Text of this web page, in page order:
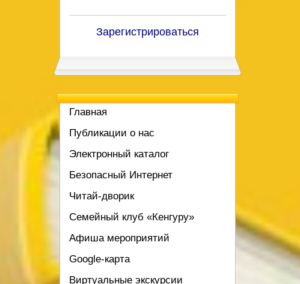
Зарегистрироваться
Главная
Публикации о нас
Электронный каталог
Безопасный Интернет
Читай-дворик
Семейный клуб «Кенгуру»
Афиша мероприятий
Google-карта
Виртуальные экскурсии